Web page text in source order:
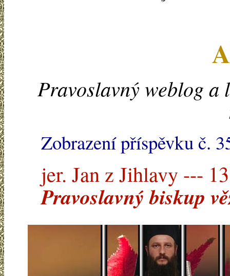
Pravoslavný weblog a
Zobrazení příspěvku č.
jer. Jan z Jihlavy ---
Pravoslavný biskup